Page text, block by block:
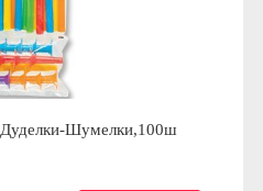
Шумелки,100ш